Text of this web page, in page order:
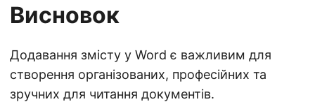
Висновок
Додавання змісту у Word є важливим для
створення організованих, професійних та
зручних для читання документів.